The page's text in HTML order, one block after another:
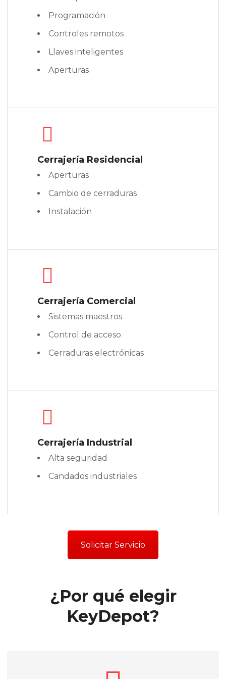
Programación
Controles remotos
Llaves inteligentes
Aperturas
Cerrajería Residencial
Aperturas
Cambio de cerraduras
Instalación
Cerrajería Comercial
Sistemas maestros
Control de acceso
Cerraduras electrónicas
Cerrajería Industrial
Alta seguridad
Candados industriales
Solicitar Servicio
¿Por qué elegir
KeyDepot?